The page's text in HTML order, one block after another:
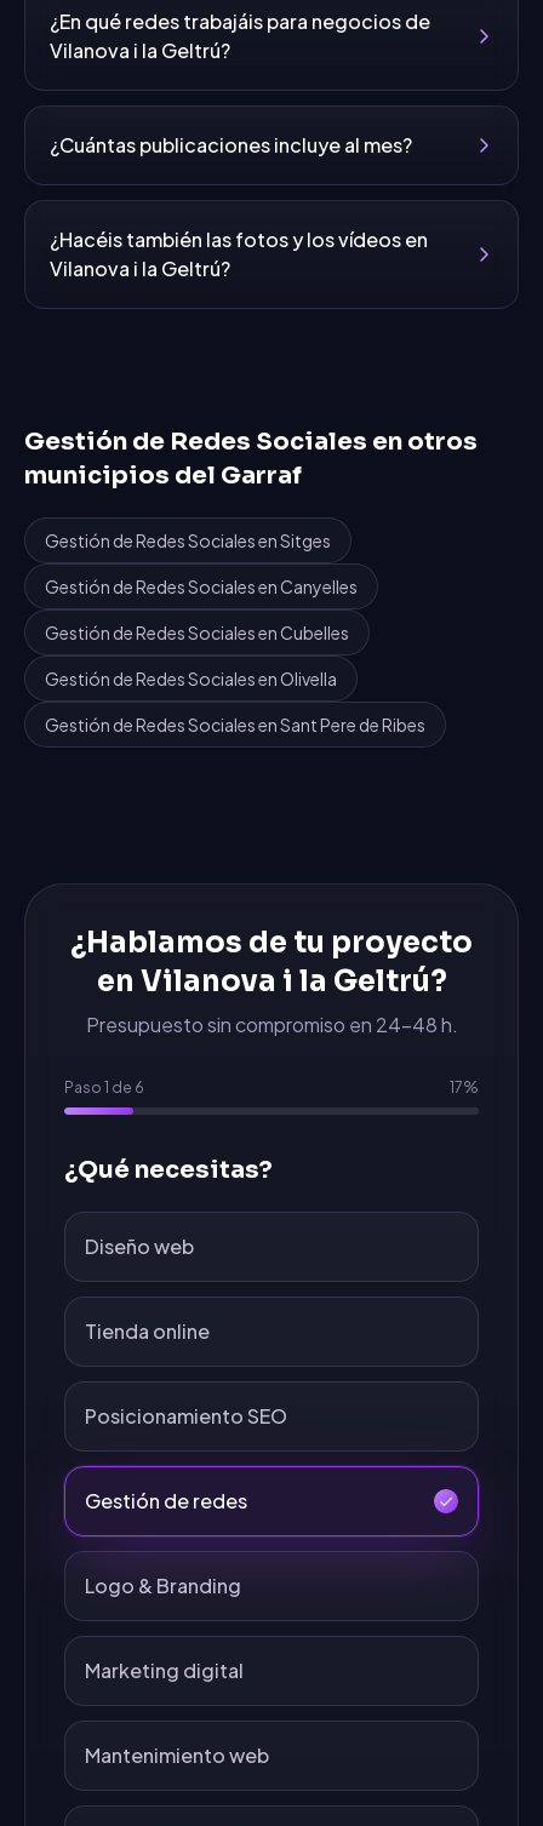
¿En qué redes trabajáis para negocios de
Vilanova i la Geltrú?
¿Cuántas publicaciones incluye al mes?
¿Hacéis también las fotos y los vídeos en
Vilanova i la Geltrú?
Gestión de Redes Sociales en otros
municipios del Garraf
Gestión de Redes SocialesenSitges
Gestión de Redes SocialesenCanyelles
Gestión de Redes SocialesenCubelles
Gestión de Redes SocialesenOlivella
Gestión de Redes SocialesenSant Pere de Ribes
¿Hablamos de tu proyecto
en Vilanova i la Geltrú?
Presupuesto sin compromiso en 24-48 h.
Paso 1 de 6 17%
¿Qué necesitas?
Diseño web
Tienda online
Posicionamiento SEO
Gestión de redes
Logo & Branding
Marketing digital
Mantenimiento web